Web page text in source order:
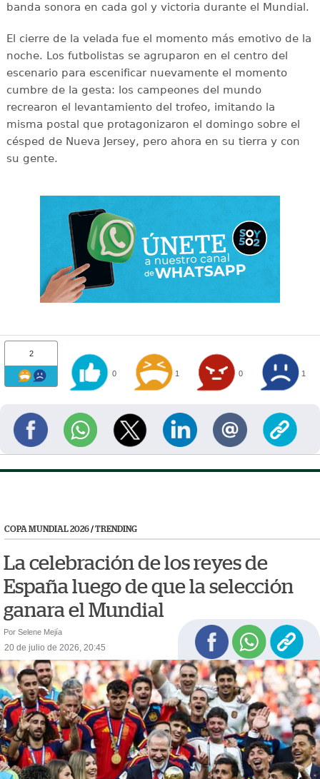
banda sonora en cada gol y victoria durante el Mundial.
El cierre de la velada fue el momento más emotivo de la
noche. Los futbolistas se agruparon en el centro del
escenario para escenificar nuevamente el momento
cumbre de la gesta: los campeones del mundo
recrearon el levantamiento del trofeo, imitando la
misma postal que protagonizaron el domingo sobre el
césped de Nueva Jersey, pero ahora en su tierra y con
su gente.
2
0 1 0 1
COPA MUNDIAL 2026/TRENDING
La celebración de los reyes de
España luego de que la selección
ganara el Mundial
Por Selene Mejía
20 de julio de 2026, 20:45